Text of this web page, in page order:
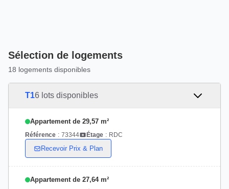
Sélection de logements
18 logements disponibles
T16 lots disponibles
Appartement de 29,57 m²
Référence : 73344 Étage : RDC
Recevoir Prix & Plan
Appartement de 27,64 m²